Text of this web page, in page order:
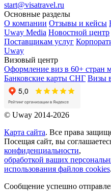
start@visatravel.ru
Основные разделы
О компании Отзывы и кейсы
Uway Media Новостной центр
Поставщикам услуг
Uway
Визовый центр
Оформление виз в 60+ стран
Банковские карты СНГ Визы
© Uway 2014-2026
Карта сайта. Все права
Посещая сайт, вы
конфиденциальности,
обработкой ваших
использования файлов cookies.
Сообщение успешно